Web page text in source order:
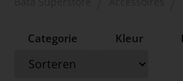
Categorie Kleur